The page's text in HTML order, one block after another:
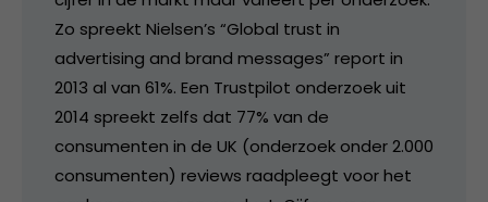
Zo spreekt Nielsen’s “Global trust in
advertising and brand messages” report in
2013 al van 61%. Een Trustpilot onderzoek uit
2014 spreekt zelfs dat 77% van de
consumenten in de UK (onderzoek onder 2.000
consumenten) reviews raadpleegt voor het